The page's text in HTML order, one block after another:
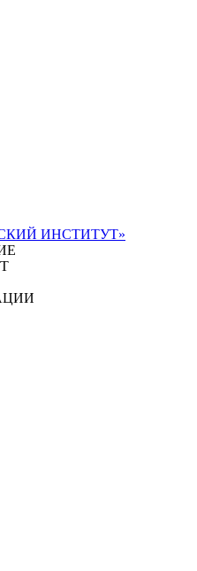
ИНСТИТУТ»